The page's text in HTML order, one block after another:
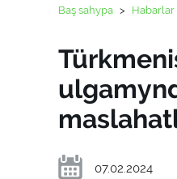
Baş sahypa > Habarlar
07.02.2024